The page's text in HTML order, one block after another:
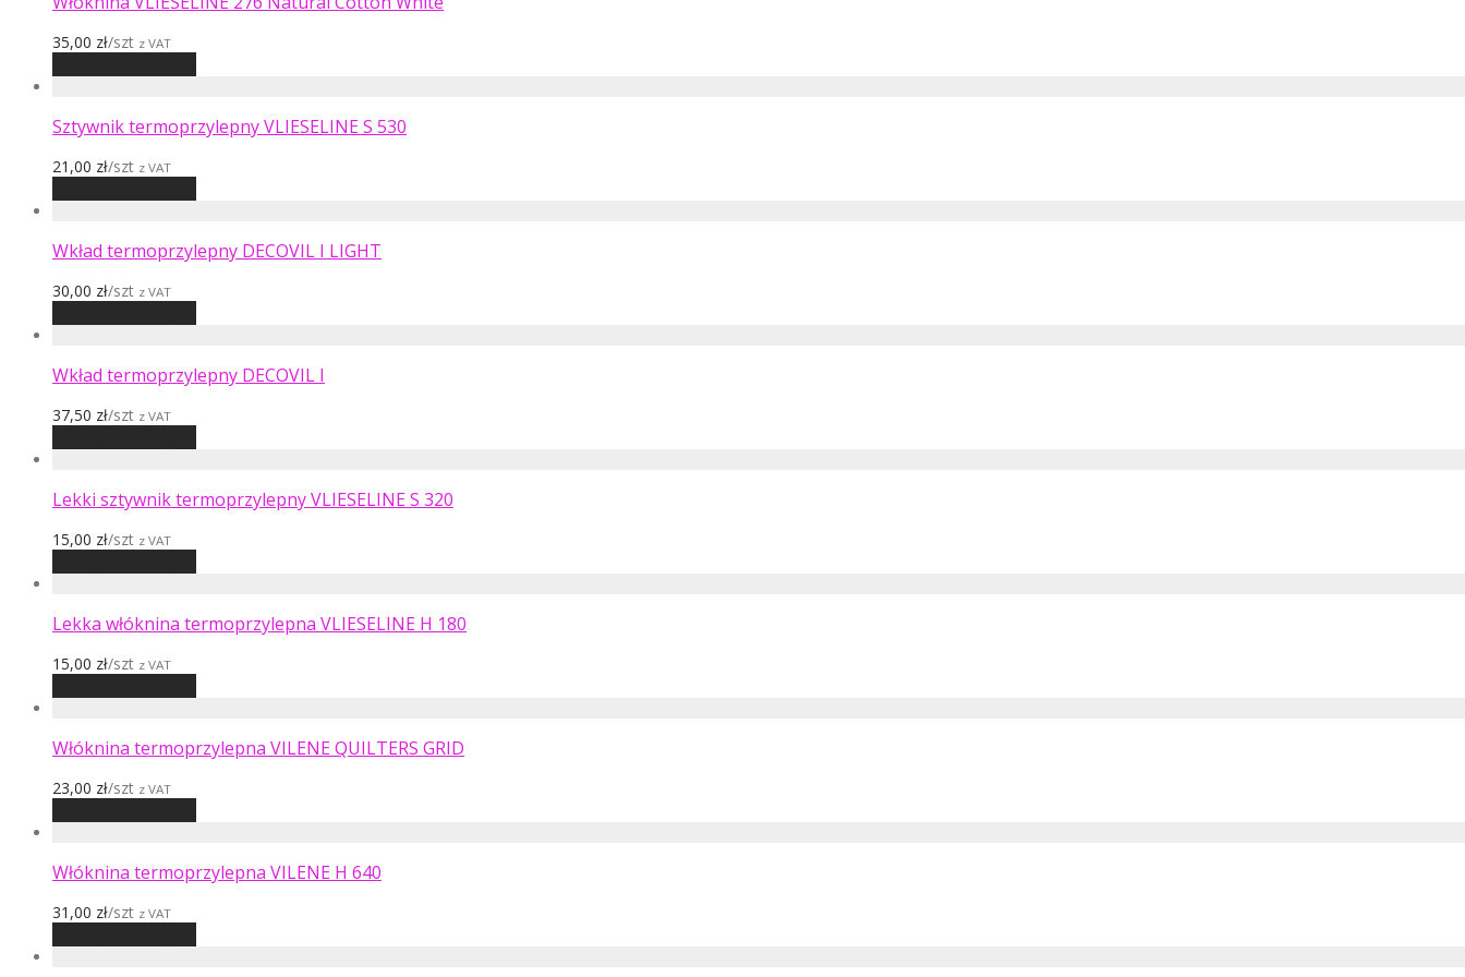
35,00 zł/szt z VAT
Sztywnik termoprzylepny VLIESELINE S 530
21,00 zł/szt z VAT
Wkład termoprzylepny DECOVIL I LIGHT
30,00 zł/szt z VAT
Wkład termoprzylepny DECOVIL I
37,50 zł/szt z VAT
Lekki sztywnik termoprzylepny VLIESELINE S 320
15,00 zł/szt z VAT
Lekka włóknina termoprzylepna VLIESELINE H 180
15,00 zł/szt z VAT
Włóknina termoprzylepna VILENE QUILTERS GRID
23,00 zł/szt z VAT
Włóknina termoprzylepna VILENE H 640
31,00 zł/szt z VAT